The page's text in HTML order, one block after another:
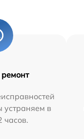
устраняем в
часов.